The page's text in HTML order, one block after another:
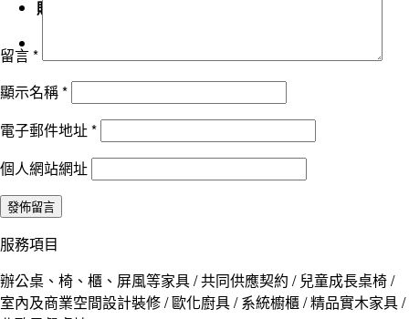
購物車
留言*
顯示名稱*
電子郵件地址*
個人網站網址
服務項目
辦公桌、椅、櫃、屏風等家具 / 共同供應契約 / 兒童成長桌椅 /
室內及商業空間設計裝修 / 歐化廚具 / 系統櫥櫃 / 精品實木家具 /